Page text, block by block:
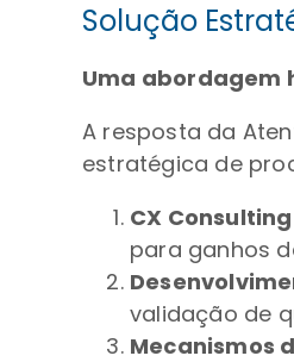
Solução
Uma abordagem
A resposta da
estratégica de
CX
para ganhos
validação de
Mecanismos